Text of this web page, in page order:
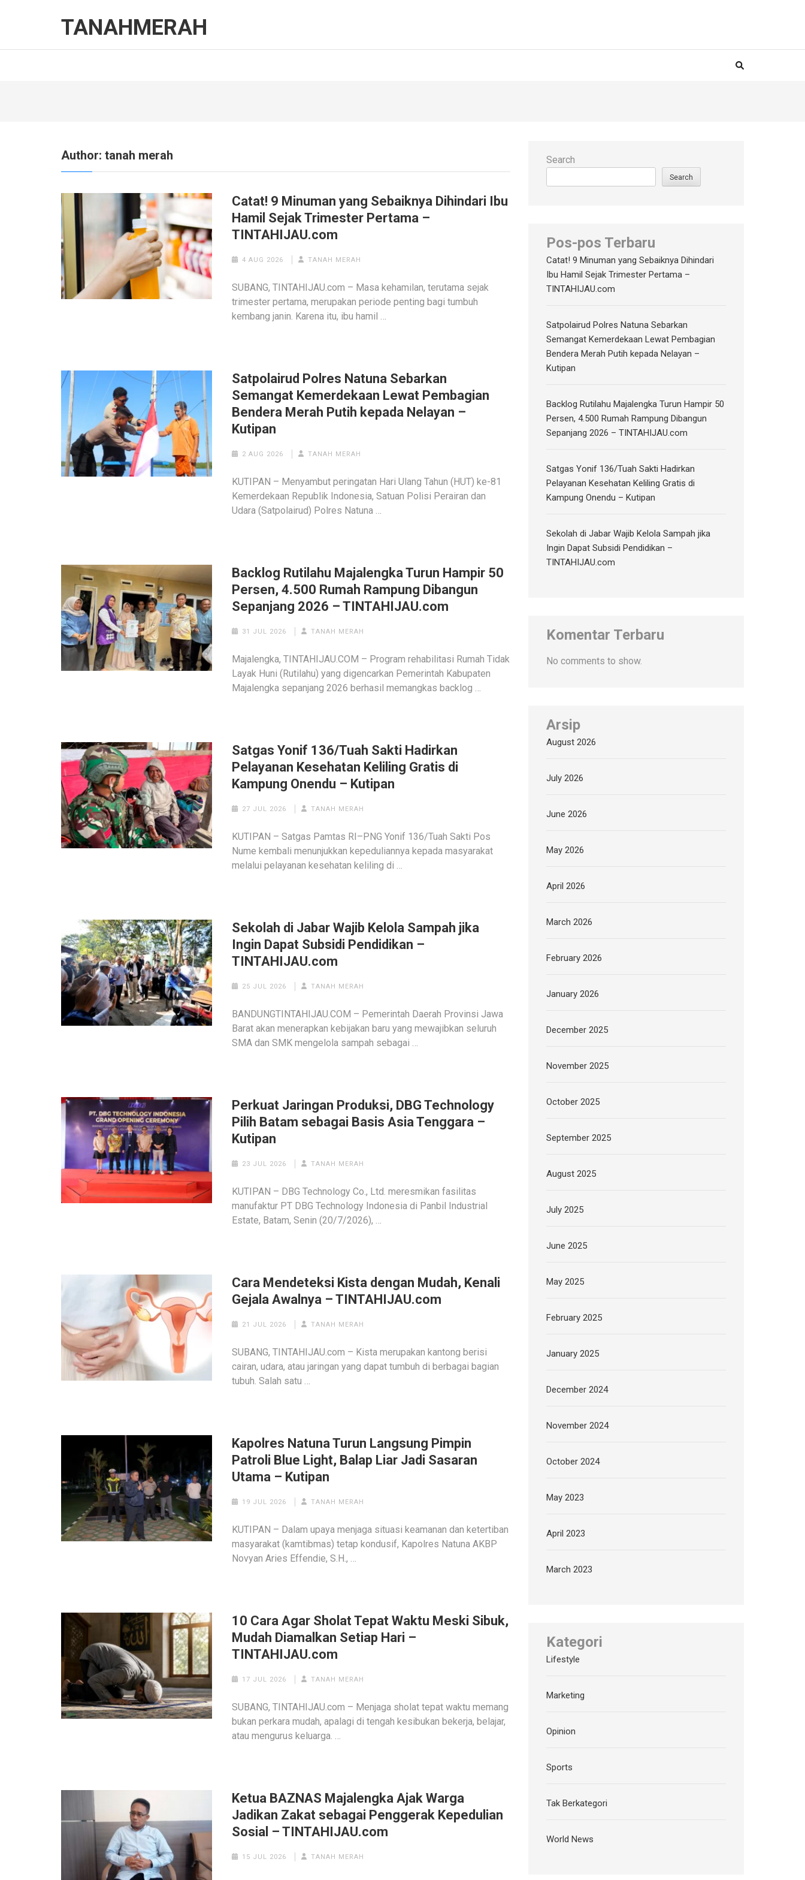
(Press
TANAHMERAH
Author: tanah merah
Catat! 9 Minuman yang Sebaiknya Dihindari Ibu
Hamil Sejak Trimester Pertama –
TINTAHIJAU.com
4 AUG 2026 TANAH MERAH
SUBANG, TINTAHIJAU.com – Masa kehamilan, terutama sejak
trimester pertama, merupakan periode penting bagi tumbuh
kembang janin. Karena itu, ibu hamil …
Satpolairud Polres Natuna Sebarkan
Semangat Kemerdekaan Lewat Pembagian
Bendera Merah Putih kepada Nelayan –
Kutipan
2 AUG 2026 TANAH MERAH
KUTIPAN – Menyambut peringatan Hari Ulang Tahun (HUT) ke-81
Kemerdekaan Republik Indonesia, Satuan Polisi Perairan dan
Udara (Satpolairud) Polres Natuna …
‎Backlog Rutilahu Majalengka Turun Hampir 50
Persen, 4.500 Rumah Rampung Dibangun
Sepanjang 2026 – TINTAHIJAU.com
31 JUL 2026 TANAH MERAH
‎‎Majalengka, TINTAHIJAU.COM – Program rehabilitasi Rumah Tidak
Layak Huni (Rutilahu) yang digencarkan Pemerintah Kabupaten
Majalengka sepanjang 2026 berhasil memangkas backlog …
Satgas Yonif 136/Tuah Sakti Hadirkan
Pelayanan Kesehatan Keliling Gratis di
Kampung Onendu – Kutipan
27 JUL 2026 TANAH MERAH
KUTIPAN – Satgas Pamtas RI–PNG Yonif 136/Tuah Sakti Pos
Nume kembali menunjukkan kepeduliannya kepada masyarakat
melalui pelayanan kesehatan keliling di …
Sekolah di Jabar Wajib Kelola Sampah jika
Ingin Dapat Subsidi Pendidikan –
TINTAHIJAU.com
25 JUL 2026 TANAH MERAH
BANDUNGTINTAHIJAU.COM – Pemerintah Daerah Provinsi Jawa
Barat akan menerapkan kebijakan baru yang mewajibkan seluruh
SMA dan SMK mengelola sampah sebagai …
Perkuat Jaringan Produksi, DBG Technology
Pilih Batam sebagai Basis Asia Tenggara –
Kutipan
23 JUL 2026 TANAH MERAH
KUTIPAN – DBG Technology Co., Ltd. meresmikan fasilitas
manufaktur PT DBG Technology Indonesia di Panbil Industrial
Estate, Batam, Senin (20/7/2026), …
Cara Mendeteksi Kista dengan Mudah, Kenali
Gejala Awalnya – TINTAHIJAU.com
21 JUL 2026 TANAH MERAH
SUBANG, TINTAHIJAU.com – Kista merupakan kantong berisi
cairan, udara, atau jaringan yang dapat tumbuh di berbagai bagian
tubuh. Salah satu …
Kapolres Natuna Turun Langsung Pimpin
Patroli Blue Light, Balap Liar Jadi Sasaran
Utama – Kutipan
19 JUL 2026 TANAH MERAH
KUTIPAN – Dalam upaya menjaga situasi keamanan dan ketertiban
masyarakat (kamtibmas) tetap kondusif, Kapolres Natuna AKBP
Novyan Aries Effendie, S.H., …
10 Cara Agar Sholat Tepat Waktu Meski Sibuk,
Mudah Diamalkan Setiap Hari –
TINTAHIJAU.com
17 JUL 2026 TANAH MERAH
SUBANG, TINTAHIJAU.com – Menjaga sholat tepat waktu memang
bukan perkara mudah, apalagi di tengah kesibukan bekerja, belajar,
atau mengurus keluarga. …
‎Ketua BAZNAS Majalengka Ajak Warga
Jadikan Zakat sebagai Penggerak Kepedulian
Sosial‎‎ – TINTAHIJAU.com
15 JUL 2026 TANAH MERAH
Search
Search
Pos-pos Terbaru
Catat! 9 Minuman yang Sebaiknya Dihindari
Ibu Hamil Sejak Trimester Pertama –
TINTAHIJAU.com
Satpolairud Polres Natuna Sebarkan
Semangat Kemerdekaan Lewat Pembagian
Bendera Merah Putih kepada Nelayan –
Kutipan
‎Backlog Rutilahu Majalengka Turun Hampir 50
Persen, 4.500 Rumah Rampung Dibangun
Sepanjang 2026 – TINTAHIJAU.com
Satgas Yonif 136/Tuah Sakti Hadirkan
Pelayanan Kesehatan Keliling Gratis di
Kampung Onendu – Kutipan
Sekolah di Jabar Wajib Kelola Sampah jika
Ingin Dapat Subsidi Pendidikan –
TINTAHIJAU.com
Komentar Terbaru
No comments to show.
Arsip
August 2026
July 2026
June 2026
May 2026
April 2026
March 2026
February 2026
January 2026
December 2025
November 2025
October 2025
September 2025
August 2025
July 2025
June 2025
May 2025
February 2025
January 2025
December 2024
November 2024
October 2024
May 2023
April 2023
March 2023
Kategori
Lifestyle
Marketing
Opinion
Sports
Tak Berkategori
World News